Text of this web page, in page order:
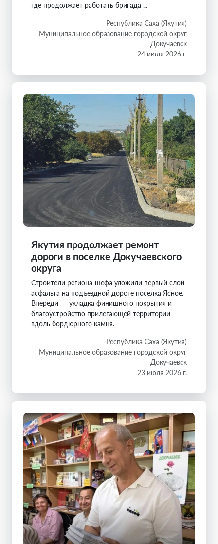
где продолжает работать бригада ...
Республика Саха (Якутия)
Муниципальное образование городской округ
Докучаевск
24 июля 2026 г.
Якутия продолжает ремонт
дороги в поселке Докучаевского
округа
Строители региона-шефа уложили первый слой
асфальта на подъездной дороге поселка Ясное.
Впереди — укладка финишного покрытия и
благоустройство прилегающей территории
вдоль бордюрного камня.
Республика Саха (Якутия)
Муниципальное образование городской округ
Докучаевск
23 июля 2026 г.